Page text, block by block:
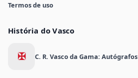
Termos de uso
História do Vasco
✠ C. R. Vasco da Gama: Autógrafos